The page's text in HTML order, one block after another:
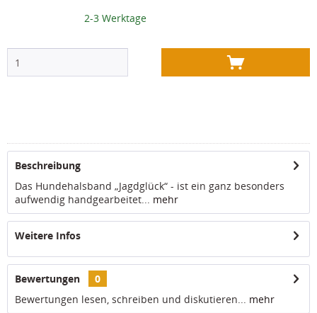
2-3 Werktage
Beschreibung
Das Hundehalsband „Jagdglück“ - ist ein ganz besonders
aufwendig handgearbeitet... mehr
Weitere Infos
Bewertungen
0
Bewertungen lesen, schreiben und diskutieren... mehr